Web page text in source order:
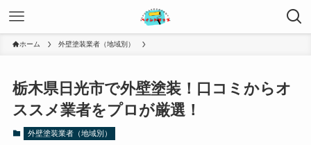
ホーム 外壁塗装業者（地域別）
栃木県日光市で外壁塗装！口コミからオ
ススメ業者をプロが厳選！
外壁塗装業者（地域別）